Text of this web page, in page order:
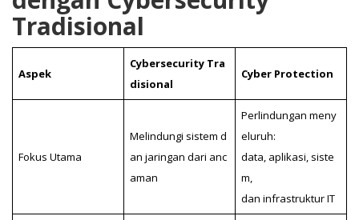
Tradisional
Aspek
Cybersecurity Tra
disional
Cyber Protection
Fokus Utama
Melindungi sistem d
an jaringan dari anc
aman
Perlindungan meny
eluruh:
data, aplikasi, siste
m,
dan infrastruktur IT